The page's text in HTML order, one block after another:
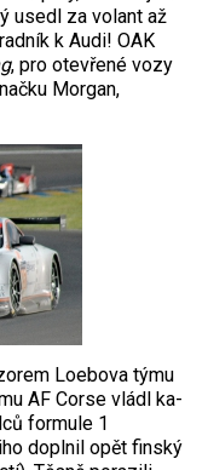
usedl za volant až
k Audi! OAK
, pro otevřené vozy
Morgan,
Loebova týmu
AF Corse vládl ka-
formule 1
doplnil opět finský